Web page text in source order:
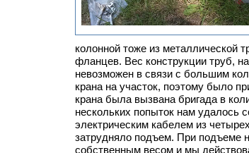
колонной тоже из
фланцев. Вес конструкции труб,
невозможен в связи с большим
крана на участок, поэтому было
крана была вызвана бригада в
нескольких попыток нам удалось
электрическим кабелем из
затрудняло подъем. При подъеме
собственным весом и мы